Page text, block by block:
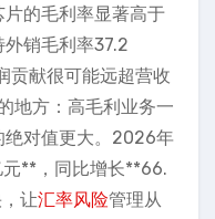
的毛利率显著高于
销毛利率37.2
贡献很可能远超营收
地方：高毛利业务一
绝对值更大。2026年
**，同比增长**66.
让汇率风险管理从